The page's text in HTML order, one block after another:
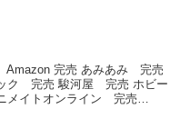
Amazon 完売 あみあみ 完売
ク 完売 駿河屋 完売 ホビー
メイトオンライン 完売